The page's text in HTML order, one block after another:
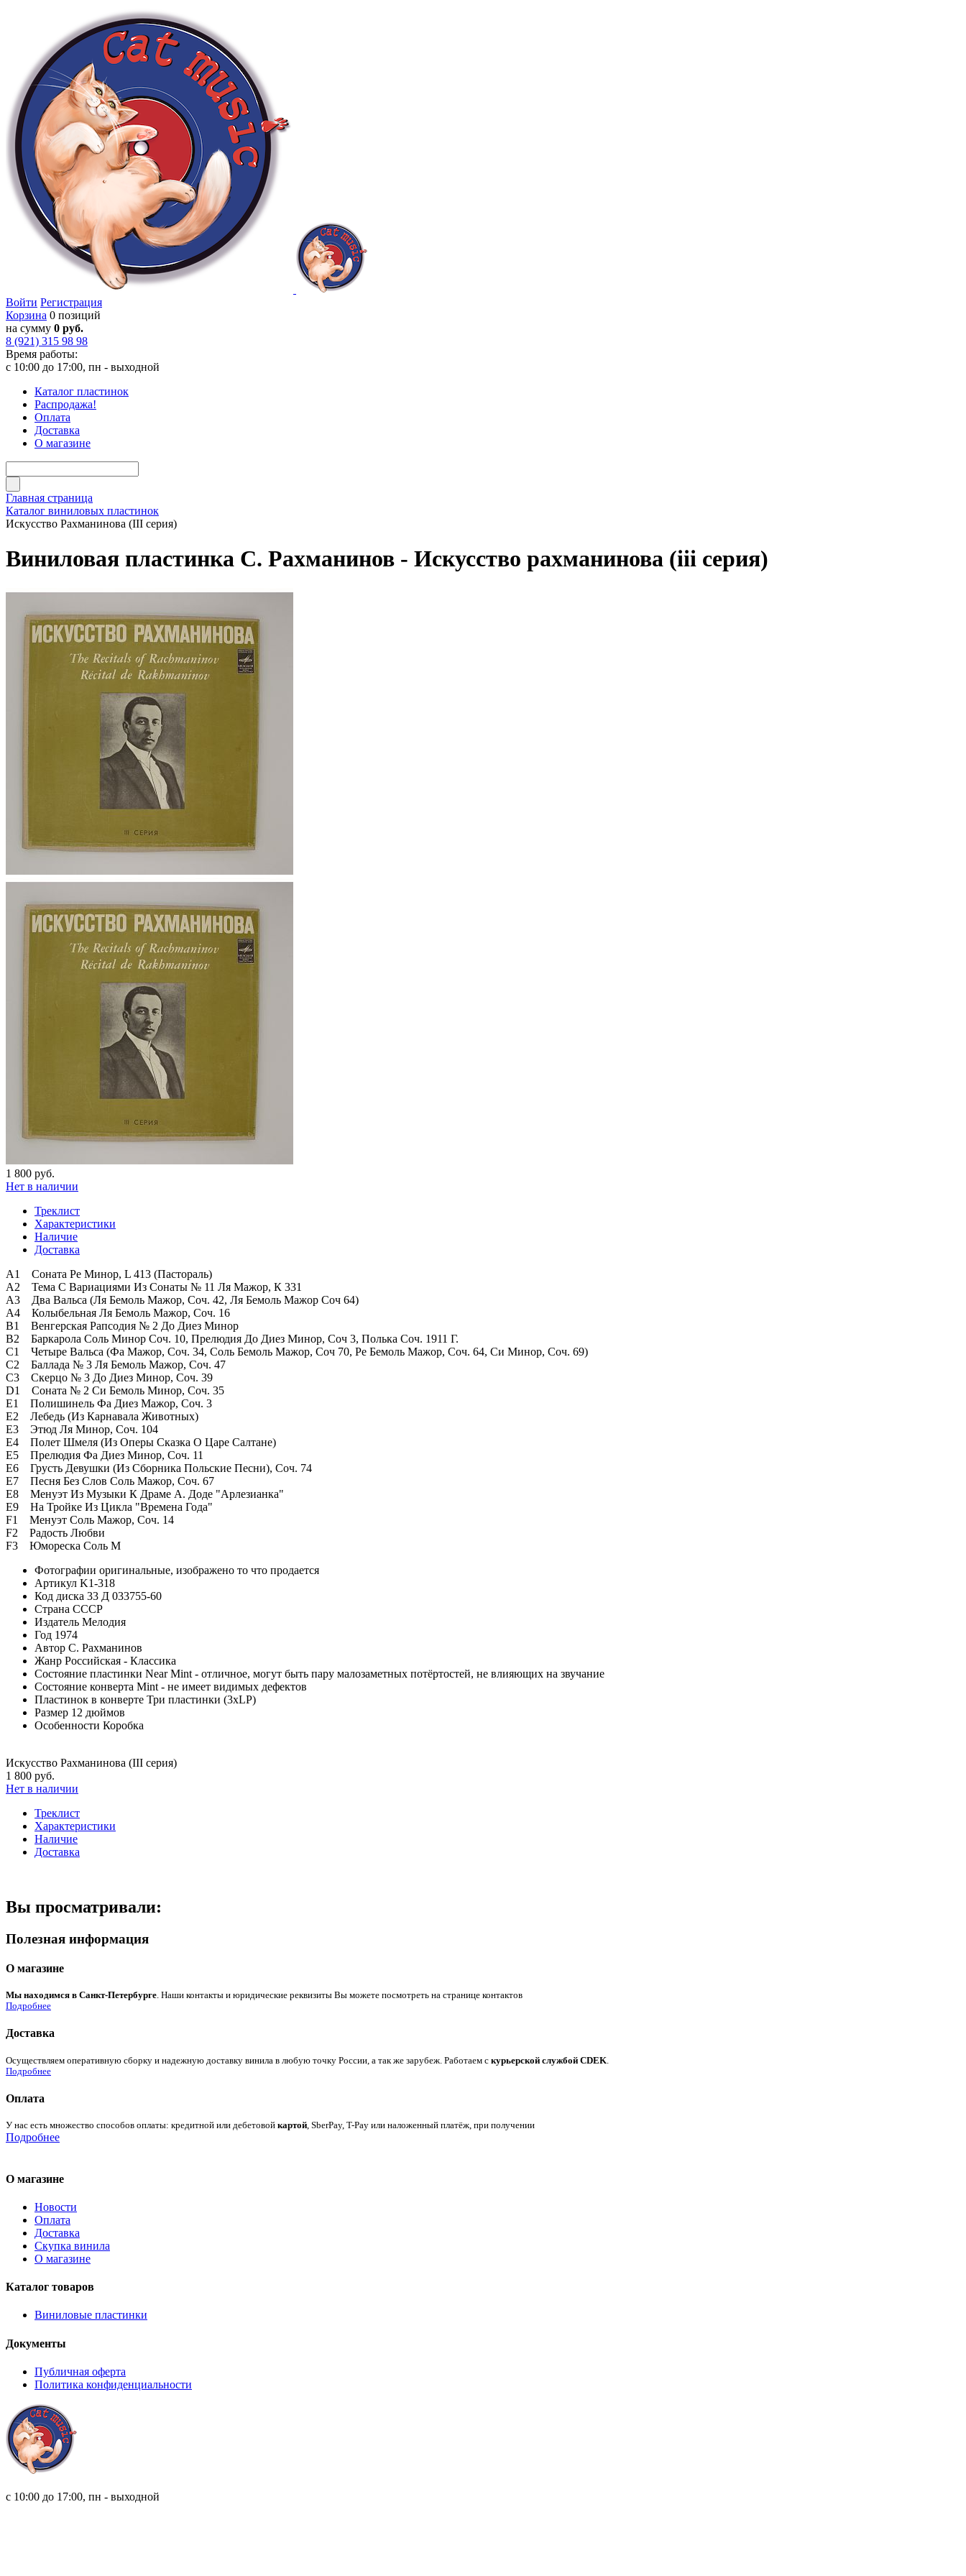
Войти Регистрация
Корзина 0 позиций
на сумму 0 руб.
8 (921) 315 98 98
Время работы:
с 10:00 до 17:00, пн - выходной
Каталог пластинок
Распродажа!
Оплата
Доставка
О магазине
Главная страница
Каталог виниловых пластинок
Искусство Рахманинова (III серия)
Виниловая пластинка С. Рахманинов - Искусство рахманинова (iii серия)
1 800 руб.
Нет в наличии
Треклист
Характеристики
Наличие
Доставка
А1 Соната Ре Минор, L 413 (Пастораль)
А2 Тема С Вариациями Из Сонаты № 11 Ля Мажор, К 331
А3 Два Вальса (Ля Бемоль Мажор, Соч. 42, Ля Бемоль Мажор Соч 64)
А4 Колыбельная Ля Бемоль Мажор, Соч. 16
В1 Венгерская Рапсодия № 2 До Диез Минор
В2 Баркарола Соль Минор Соч. 10, Прелюдия До Диез Минор, Соч 3, Полька Соч. 1911 Г.
С1 Четыре Вальса (Фа Мажор, Соч. 34, Соль Бемоль Мажор, Соч 70, Ре Бемоль Мажор, Соч. 64, Си Минор, Соч. 69)
С2 Баллада № 3 Ля Бемоль Мажор, Соч. 47
С3 Скерцо № 3 До Диез Минор, Соч. 39
D1 Соната № 2 Си Бемоль Минор, Соч. 35
Е1 Полишинель Фа Диез Мажор, Соч. 3
Е2 Лебедь (Из Карнавала Животных)
Е3 Этюд Ля Минор, Соч. 104
Е4 Полет Шмеля (Из Оперы Сказка О Царе Салтане)
Е5 Прелюдия Фа Диез Минор, Соч. 11
Е6 Грусть Девушки (Из Сборника Польские Песни), Соч. 74
Е7 Песня Без Слов Соль Мажор, Соч. 67
Е8 Менуэт Из Музыки К Драме А. Доде "Арлезианка"
Е9 На Тройке Из Цикла "Времена Года"
F1 Менуэт Соль Мажор, Соч. 14
F2 Радость Любви
F3 Юмореска Соль М
Фотографии оригинальные, изображено то что продается
Артикул K1-318
Код диска 33 Д 033755-60
Страна СССР
Издатель Мелодия
Год 1974
Автор С. Рахманинов
Жанр Российская - Классика
Состояние пластинки Near Mint - отличное, могут быть пару малозаметных потёртостей, не влияющих на звучание
Состояние конверта Mint - не имеет видимых дефектов
Пластинок в конверте Три пластинки (3xLP)
Размер 12 дюймов
Особенности Коробка
Искусство Рахманинова (III серия)
1 800 руб.
Нет в наличии
Треклист
Характеристики
Наличие
Доставка
Вы просматривали:
Полезная информация
О магазине
Мы находимся в Санкт-Петербурге. Наши контакты и юридические реквизиты Вы можете посмотреть на странице контактов
Подробнее
Доставка
Осуществляем оперативную сборку и надежную доставку винила в любую точку России, а так же зарубеж. Работаем с курьерской службой CDEK
Подробнее
Оплата
У нас есть множество способов оплаты: кредитной или дебетовой картой, SberPay, T-Pay или наложенный платёж, при получении
Подробнее
О магазине
Новости
Оплата
Доставка
Скупка винила
О магазине
Каталог товаров
Виниловые пластинки
Документы
Публичная оферта
Политика конфиденциальности
с 10:00 до 17:00, пн - выходной